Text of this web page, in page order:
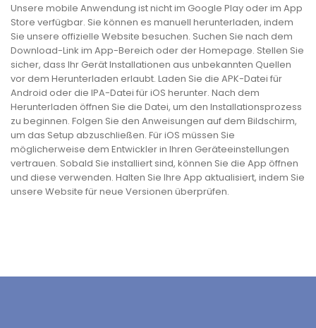
Unsere mobile Anwendung ist nicht im Google Play oder im App
Store verfügbar. Sie können es manuell herunterladen, indem
Sie unsere offizielle Website besuchen. Suchen Sie nach dem
Download-Link im App-Bereich oder der Homepage. Stellen Sie
sicher, dass Ihr Gerät Installationen aus unbekannten Quellen
vor dem Herunterladen erlaubt. Laden Sie die APK-Datei für
Android oder die IPA-Datei für iOS herunter. Nach dem
Herunterladen öffnen Sie die Datei, um den Installationsprozess
zu beginnen. Folgen Sie den Anweisungen auf dem Bildschirm,
um das Setup abzuschließen. Für iOS müssen Sie
möglicherweise dem Entwickler in Ihren Geräteeinstellungen
vertrauen. Sobald Sie installiert sind, können Sie die App öffnen
und diese verwenden. Halten Sie Ihre App aktualisiert, indem Sie
unsere Website für neue Versionen überprüfen.